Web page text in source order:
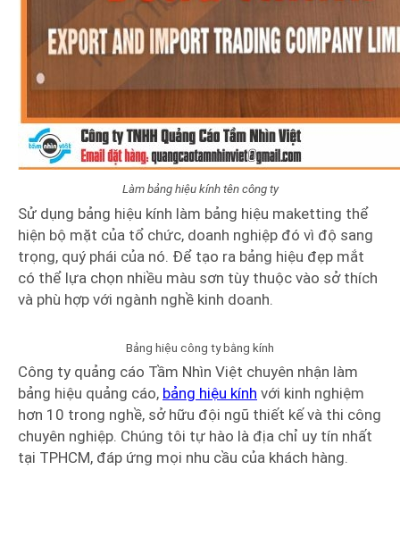
Làm bảng hiệu kính tên công ty
Sử dụng bảng hiệu kính làm bảng hiệu maketting thể
hiện bộ mặt của tổ chức, doanh nghiệp đó vì độ sang
trọng, quý phái của nó. Để tạo ra bảng hiệu đẹp mắt
có thể lựa chọn nhiều màu sơn tùy thuộc vào sở thích
và phù hợp với ngành nghề kinh doanh.
Bảng hiệu công ty bằng kính
Công ty quảng cáo Tầm Nhìn Việt chuyên nhận làm
bảng hiệu quảng cáo, bảng hiệu kính với kinh nghiệm
hơn 10 trong nghề, sở hữu đội ngũ thiết kế và thi công
chuyên nghiệp. Chúng tôi tự hào là địa chỉ uy tín nhất
tại TPHCM, đáp ứng mọi nhu cầu của khách hàng.